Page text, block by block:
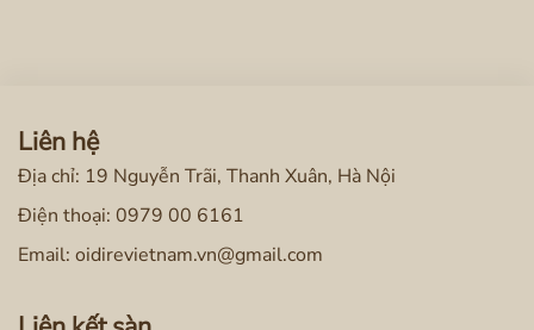
Liên hệ
Địa chỉ: 19 Nguyễn Trãi, Thanh Xuân, Hà Nội
Điện thoại: 0979 00 6161
Email: oidirevietnam.vn@gmail.com